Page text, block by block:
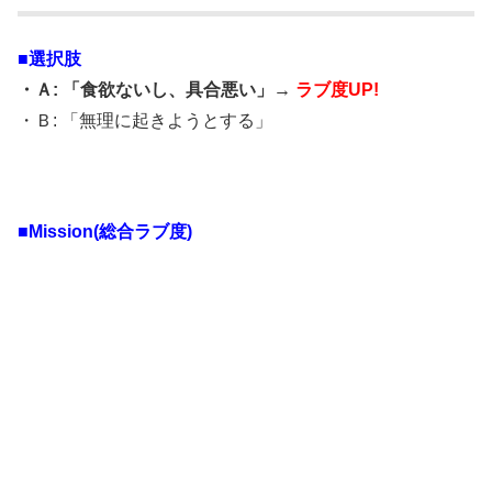
■選択肢
・Ａ: 「食欲ないし、具合悪い」→ ラブ度UP!
・Ｂ: 「無理に起きようとする」
■Mission(総合ラブ度)